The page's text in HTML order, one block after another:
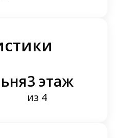
3 этаж
из 4